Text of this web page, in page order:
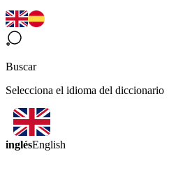
Buscar
Selecciona el idioma del diccionario
inglésEnglish